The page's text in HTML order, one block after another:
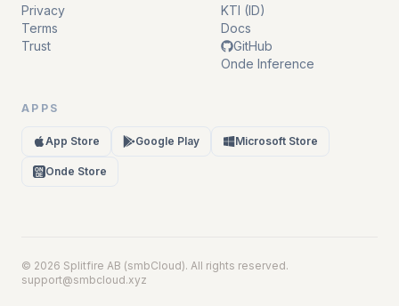
Privacy
Terms
Trust
KTI (ID)
Docs
GitHub
Onde Inference
APPS
App Store Google Play Microsoft Store
ON
DE Onde Store
© 2026 Splitfire AB (smbCloud). All rights reserved.
support@smbcloud.xyz